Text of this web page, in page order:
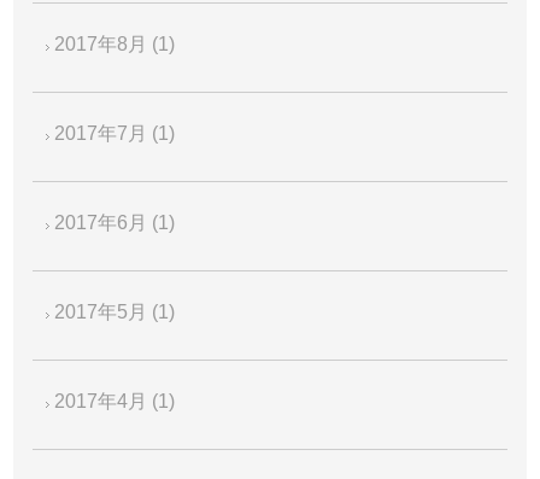
2017年8月 (1)
2017年7月 (1)
2017年6月 (1)
2017年5月 (1)
2017年4月 (1)